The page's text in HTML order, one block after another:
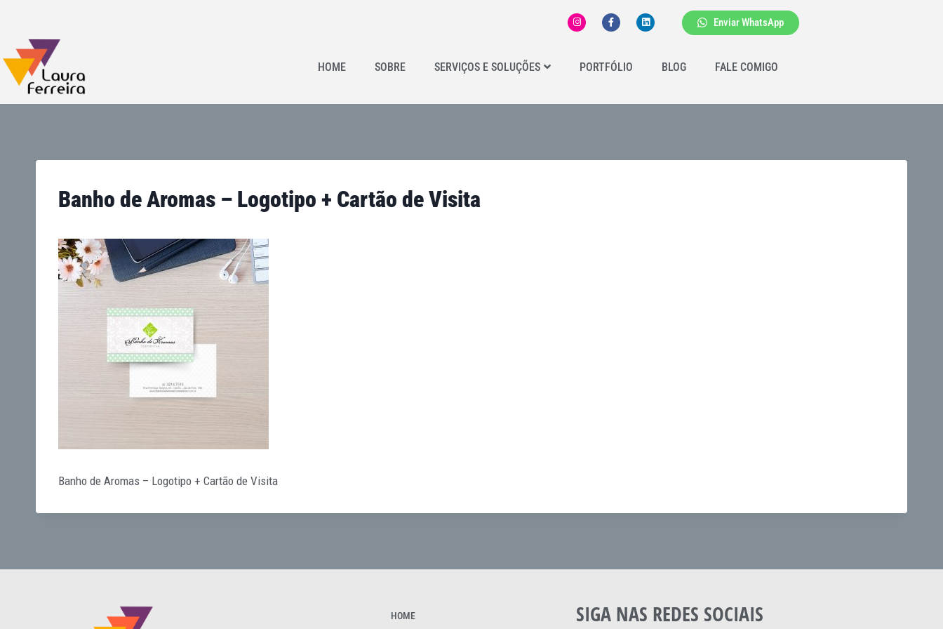
Enviar WhatsApp
HOME SOBRE SERVIÇOS E SOLUÇÕES PORTFÓLIO BLOG FALE COMIGO
Banho de Aromas – Logotipo + Cartão de Visita
Banho de Aromas – Logotipo + Cartão de Visita
HOME SIGA NAS REDES SOCIAIS